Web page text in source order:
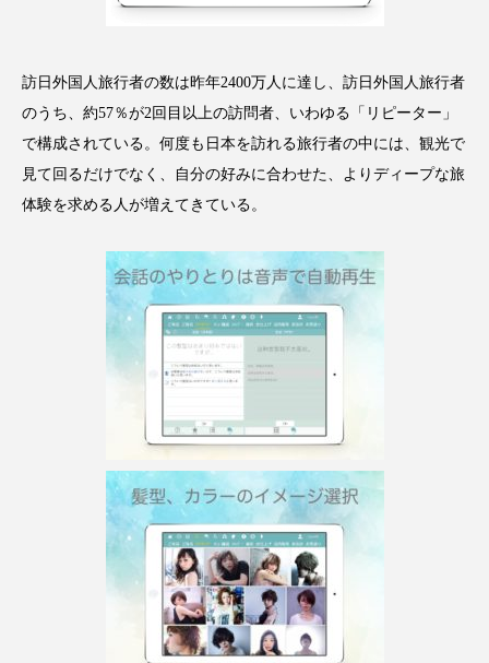
ウェアラブルデバイス ウェルネス
エクソソーム オーガニック オゾン
カウンセラー カウンセリング
クルエルティフリー クレンジング
クローズアップ ケーススタディ
コグニティブヘルス コスト削減
コネクテッド・ビューティ コミュニケーション
コルチゾール
サステナブル美容 サプライチェーン
サロンクレンジング
サロン連略 シャネル
訪日外国人旅行者の数は昨年2400万人に達し、訪日外国人旅行者
のうち、約57％が2回目以上の訪問者、いわゆる「リピーター」
で構成されている。何度も日本を訪れる旅行者の中には、観光で
見て回るだけでなく、自分の好みに合わせた、よりディープな旅
体験を求める人が増えてきている。